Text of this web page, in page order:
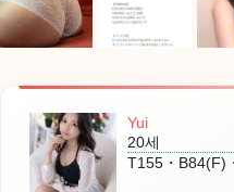
Yui
20세
T155・B84(F)